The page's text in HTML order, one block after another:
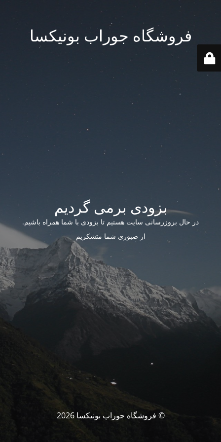
فروشگاه جوراب بونیکسا
بزودی برمی گردیم
در حال بروزرسانی سایت هستیم تا بزودی با شما همراه باشیم.
از صبوری شما متشکریم
© فروشگاه جوراب بونیکسا 2026